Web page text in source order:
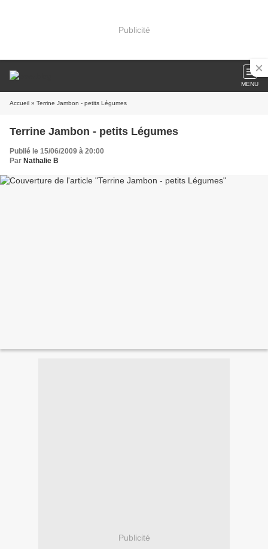
Publicité
MENU
Accueil » Terrine Jambon - petits Légumes
Terrine Jambon - petits Légumes
Publié le 15/06/2009 à 20:00
Par Nathalie B
Publicité